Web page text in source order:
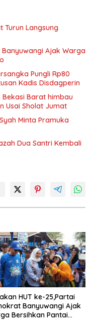
Turun Langsung
Ajak Warga
Pungli Rp80
Kadis Disdagperin
Barat himbau
Usai Sholat Jumat
Minta Pramuka
Dua Santri Kembali
HUT ke-25,Partai
Banyuwangi Ajak
Bersihkan Pantai